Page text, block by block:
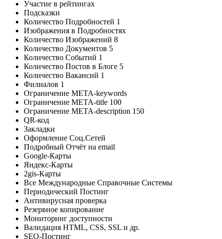
Участие в рейтингах
Подсказки
Количество Подробностей 1
Изображения в Подробностях
Количество Изображений 8
Количество Документов 5
Количество Событий 1
Количество Постов в Блоге 5
Количество Вакансий 1
Филиалов 1
Ограничение META-keywords
Ограничение META-title 100
Ограничение META-description 150
QR-код
Закладки
Оформление Соц.Сетей
Подробный Отчёт на email
Google-Карты
Яндекс-Карты
2gis-Карты
Все Международные Справочные Системы
Периодический Постинг
Антивирусная проверка
Резервное копирование
Мониторинг доступности
Валидация HTML, CSS, SSL и др.
SEO-Постинг